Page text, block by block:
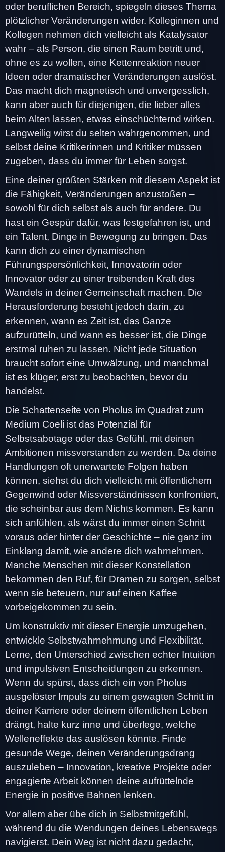
oder beruflichen Bereich, spiegeln dieses Thema
plötzlicher Veränderungen wider. Kolleginnen und
Kollegen nehmen dich vielleicht als Katalysator
wahr – als Person, die einen Raum betritt und,
ohne es zu wollen, eine Kettenreaktion neuer
Ideen oder dramatischer Veränderungen auslöst.
Das macht dich magnetisch und unvergesslich,
kann aber auch für diejenigen, die lieber alles
beim Alten lassen, etwas einschüchternd wirken.
Langweilig wirst du selten wahrgenommen, und
selbst deine Kritikerinnen und Kritiker müssen
zugeben, dass du immer für Leben sorgst.
Eine deiner größten Stärken mit diesem Aspekt ist
die Fähigkeit, Veränderungen anzustoßen –
sowohl für dich selbst als auch für andere. Du
hast ein Gespür dafür, was festgefahren ist, und
ein Talent, Dinge in Bewegung zu bringen. Das
kann dich zu einer dynamischen
Führungspersönlichkeit, Innovatorin oder
Innovator oder zu einer treibenden Kraft des
Wandels in deiner Gemeinschaft machen. Die
Herausforderung besteht jedoch darin, zu
erkennen, wann es Zeit ist, das Ganze
aufzurütteln, und wann es besser ist, die Dinge
erstmal ruhen zu lassen. Nicht jede Situation
braucht sofort eine Umwälzung, und manchmal
ist es klüger, erst zu beobachten, bevor du
handelst.
Die Schattenseite von Pholus im Quadrat zum
Medium Coeli ist das Potenzial für
Selbstsabotage oder das Gefühl, mit deinen
Ambitionen missverstanden zu werden. Da deine
Handlungen oft unerwartete Folgen haben
können, siehst du dich vielleicht mit öffentlichem
Gegenwind oder Missverständnissen konfrontiert,
die scheinbar aus dem Nichts kommen. Es kann
sich anfühlen, als wärst du immer einen Schritt
voraus oder hinter der Geschichte – nie ganz im
Einklang damit, wie andere dich wahrnehmen.
Manche Menschen mit dieser Konstellation
bekommen den Ruf, für Dramen zu sorgen, selbst
wenn sie beteuern, nur auf einen Kaffee
vorbeigekommen zu sein.
Um konstruktiv mit dieser Energie umzugehen,
entwickle Selbstwahrnehmung und Flexibilität.
Lerne, den Unterschied zwischen echter Intuition
und impulsiven Entscheidungen zu erkennen.
Wenn du spürst, dass dich ein von Pholus
ausgelöster Impuls zu einem gewagten Schritt in
deiner Karriere oder deinem öffentlichen Leben
drängt, halte kurz inne und überlege, welche
Welleneffekte das auslösen könnte. Finde
gesunde Wege, deinen Veränderungsdrang
auszuleben – Innovation, kreative Projekte oder
engagierte Arbeit können deine aufrüttelnde
Energie in positive Bahnen lenken.
Vor allem aber übe dich in Selbstmitgefühl,
während du die Wendungen deines Lebenswegs
navigierst. Dein Weg ist nicht dazu gedacht,